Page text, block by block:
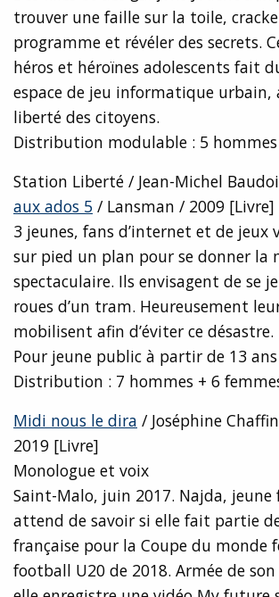
trouver une faille sur la toile,
programme et révéler des secrets.
héros et héroïnes adolescents fait
espace de jeu informatique urbain,
liberté des citoyens.
Distribution modulable : 5
Station Liberté / Jean-Michel
aux ados 5 / Lansman / 2009 [Livre]
3 jeunes, fans d’internet et de
sur pied un plan pour se donner la
spectaculaire. Ils envisagent de se
roues d’un tram. Heureusement
mobilisent afin d’éviter ce désastre.
Pour jeune public à partir de 13 ans
Distribution : 7 hommes + 6
Midi nous le dira / Joséphine
2019 [Livre]
Monologue et voix
Saint-Malo, juin 2017. Najda, jeune
attend de savoir si elle fait partie
française pour la Coupe du monde
football U20 de 2018. Armée de